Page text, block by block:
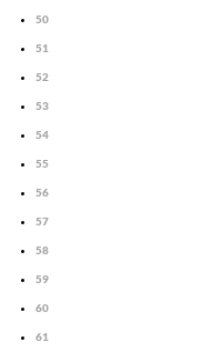
50
51
52
53
54
55
56
57
58
59
60
61